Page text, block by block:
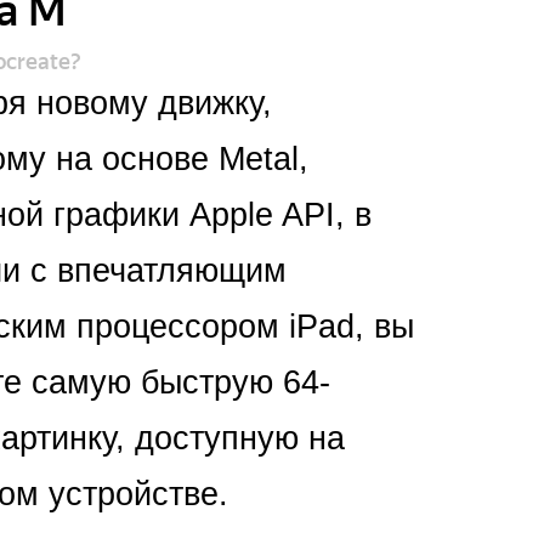
М
новому движку,
на основе Metal,
графики Apple API, в
с впечатляющим
процессором iPad, вы
самую быструю 64-
доступную на
устройстве.